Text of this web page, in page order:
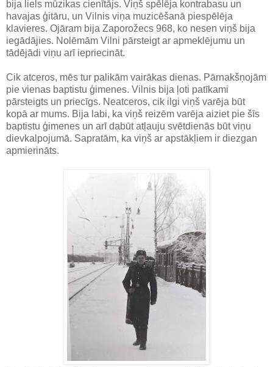
bija liels mūzikas cienītājs. Viņš spēlēja kontrabasu un
havajas ģitāru, un Vilnis viņa muzicēšanā piespēlēja
klavieres. Ojāram bija Zaporožecs 968, ko nesen viņš bija
iegādājies. Nolēmām Vilni pārsteigt ar apmeklējumu un
tādējādi viņu arī iepriecināt.
Cik atceros, mēs tur palikām vairākas dienas. Pārnakšņojām
pie vienas baptistu ģimenes. Vilnis bija ļoti patīkami
pārsteigts un priecīgs. Neatceros, cik ilgi viņš varēja būt
kopā ar mums. Bija labi, ka viņš reizēm varēja aiziet pie šīs
baptistu ģimenes un arī dabūt atļauju svētdienās būt viņu
dievkalpojumā. Sapratām, ka viņš ar apstākļiem ir diezgan
apmierināts.